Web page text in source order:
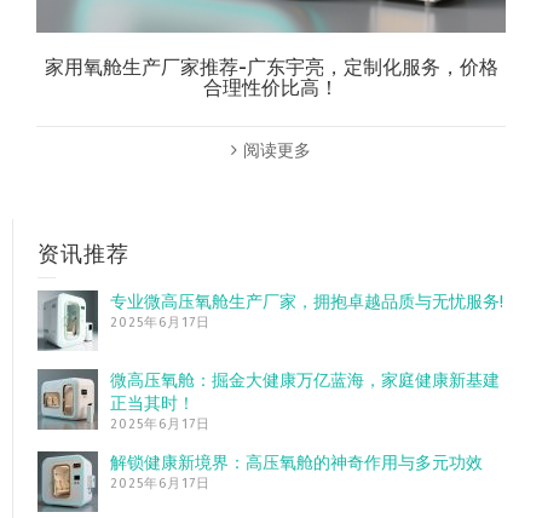
家用氧舱生产厂家推荐-广东宇亮，定制化服务，价格
合理性价比高！
阅读更多
资讯推荐
专业微高压氧舱生产厂家，拥抱卓越品质与无忧服务!
2025年6月17日
微高压氧舱：掘金大健康万亿蓝海，家庭健康新基建
正当其时！
2025年6月17日
解锁健康新境界：高压氧舱的神奇作用与多元功效
2025年6月17日